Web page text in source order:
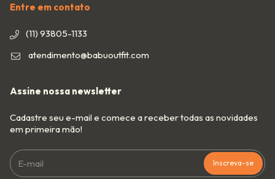
Entre em contato
(11) 93805-1133
atendimento@babuoutfit.com
Assine nossa newsletter
Cadastre seu e-mail e comece a receber todas as novidades
em primeira mão!